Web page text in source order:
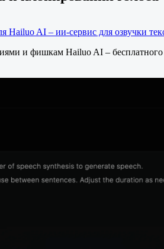
Hailuo AI – ии-сервис для озвучки
и фишкам Hailuo AI – бесплатного